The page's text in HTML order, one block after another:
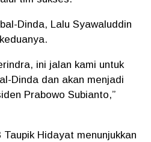
Dinda, Lalu Syawaluddin
ini jalan kami untuk
Dinda dan akan menjadi
Prabowo Subianto,”
Hidayat menunjukkan